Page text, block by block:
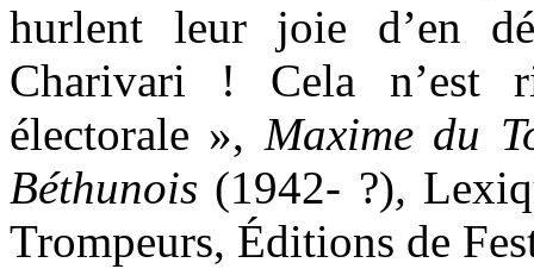
hurlent leur joie d’en
Charivari ! Cela n’est
électorale », Maxime du
Béthunois (1942- ?),
Trompeurs, Éditions de